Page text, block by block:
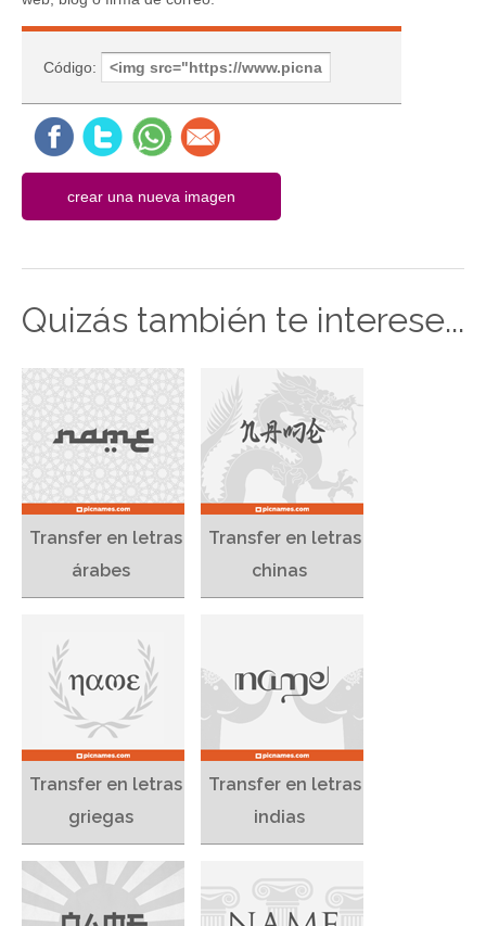
Código:
Quizás también te interese...
Transfer en letras
árabes
Transfer en letras
chinas
Transfer en letras
griegas
Transfer en letras
indias